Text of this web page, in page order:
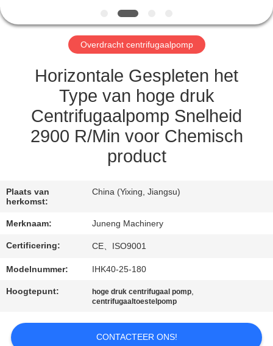
NEEM
CONTACT
ONS
NIEUWS
COMPANY
NEWS
SITEMAP
POLICY
Overdracht centrifugaalpomp
Horizontale Gespleten het
Type van hoge druk
Centrifugaalpomp Snelheid
2900 R/Min voor Chemisch
product
Plaats van
herkomst:
China (Yixing, Jiangsu)
Merknaam: Juneng Machinery
Certificering: CE、ISO9001
Modelnummer: IHK40-25-180
Hoogtepunt: hoge druk centrifugaal pomp,
centrifugaaltoestelpomp
CONTACTEER ONS!